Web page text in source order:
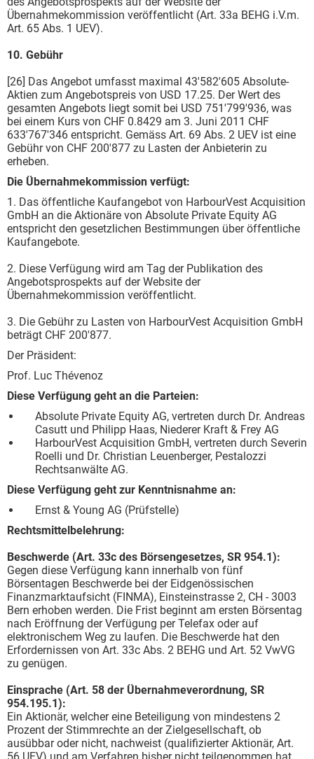
Übernahmekommission veröffentlicht (Art. 33a BEHG i.V.m.
Art. 65 Abs. 1 UEV).
10. Gebühr
[26] Das Angebot umfasst maximal 43'582'605 Absolute-
Aktien zum Angebotspreis von USD 17.25. Der Wert des
gesamten Angebots liegt somit bei USD 751'799'936, was
bei einem Kurs von CHF 0.8429 am 3. Juni 2011 CHF
633'767'346 entspricht. Gemäss Art. 69 Abs. 2 UEV ist eine
Gebühr von CHF 200'877 zu Lasten der Anbieterin zu
erheben.
Die Übernahmekommission verfügt:
1. Das öffentliche Kaufangebot von HarbourVest Acquisition
GmbH an die Aktionäre von Absolute Private Equity AG
entspricht den gesetzlichen Bestimmungen über öffentliche
Kaufangebote.
2. Diese Verfügung wird am Tag der Publikation des
Angebotsprospekts auf der Website der
Übernahmekommission veröffentlicht.
3. Die Gebühr zu Lasten von HarbourVest Acquisition GmbH
beträgt CHF 200'877.
Der Präsident:
Prof. Luc Thévenoz
Diese Verfügung geht an die Parteien:
Absolute Private Equity AG, vertreten durch Dr. Andreas
Casutt und Philipp Haas, Niederer Kraft & Frey AG
HarbourVest Acquisition GmbH, vertreten durch Severin
Roelli und Dr. Christian Leuenberger, Pestalozzi
Rechtsanwälte AG.
Diese Verfügung geht zur Kenntnisnahme an:
Ernst & Young AG (Prüfstelle)
Rechtsmittelbelehrung:
Beschwerde (Art. 33c des Börsengesetzes, SR 954.1):
Gegen diese Verfügung kann innerhalb von fünf
Börsentagen Beschwerde bei der Eidgenössischen
Finanzmarktaufsicht (FINMA), Einsteinstrasse 2, CH - 3003
Bern erhoben werden. Die Frist beginnt am ersten Börsentag
nach Eröffnung der Verfügung per Telefax oder auf
elektronischem Weg zu laufen. Die Beschwerde hat den
Erfordernissen von Art. 33c Abs. 2 BEHG und Art. 52 VwVG
zu genügen.
Einsprache (Art. 58 der Übernahmeverordnung, SR
954.195.1):
Ein Aktionär, welcher eine Beteiligung von mindestens 2
Prozent der Stimmrechte an der Zielgesellschaft, ob
ausübbar oder nicht, nachweist (qualifizierter Aktionär, Art.